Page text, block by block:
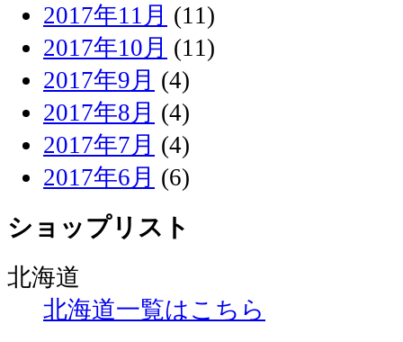
2017年11月 (11)
2017年10月 (11)
2017年9月 (4)
2017年8月 (4)
2017年7月 (4)
2017年6月 (6)
ショップリスト
北海道
北海道一覧はこちら